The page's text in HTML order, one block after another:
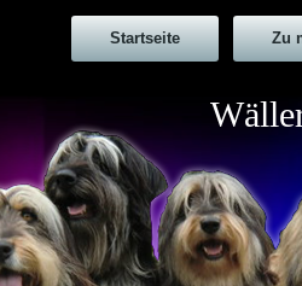
Startseite Zu